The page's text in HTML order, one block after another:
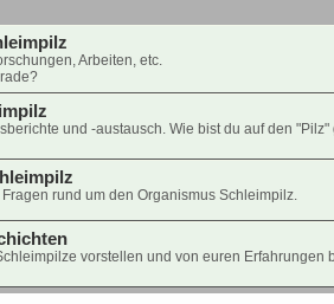
Arbeiten, etc.
und -austausch. Wie bist du auf den
rund um den Organismus Schleimpilz.
vorstellen und von euren Erfahrungen